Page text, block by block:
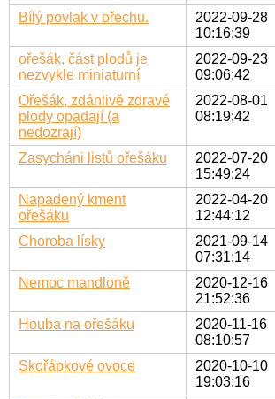
Bílý povlak v ořechu.
2022-09-28
10:16:39
ořešák, část plodů je
nezvykle miniaturní
2022-09-23
09:06:42
Ořešák, zdánlivě zdravé
plody opadají (a
nedozrají)
2022-08-01
08:19:42
Zasycháni listů ořešáku
2022-07-20
15:49:24
Napadený kment
ořešáku
2022-04-20
12:44:12
Choroba lísky
2021-09-14
07:31:14
Nemoc mandloně
2020-12-16
21:52:36
Houba na ořešáku
2020-11-16
08:10:57
Skořápkové ovoce
2020-10-10
19:03:16